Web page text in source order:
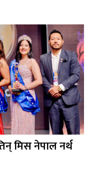
मिस नेपाल नर्थ